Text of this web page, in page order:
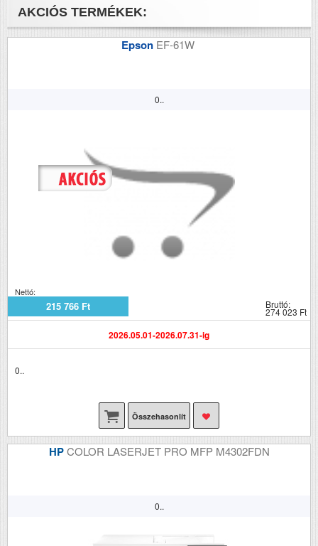
AKCIÓS TERMÉKEK:
Epson EF-61W
0..
Nettó:
215 766 Ft Bruttó:
274 023 Ft
2026.05.01-2026.07.31-ig
0..
Összehasonlít
HPCOLOR LASERJET PRO MFP M4302FDN
0..